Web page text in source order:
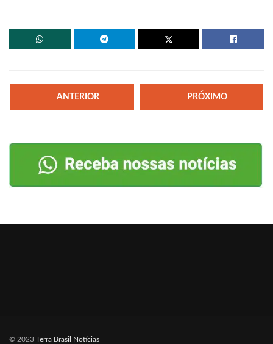
ANTERIOR PRÓXIMO
© 2023 Terra Brasil Notícias